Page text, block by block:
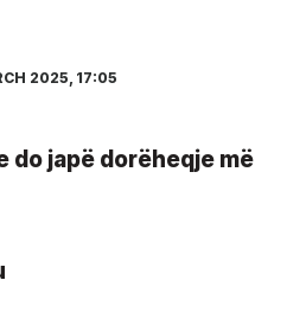
2025, 17:05